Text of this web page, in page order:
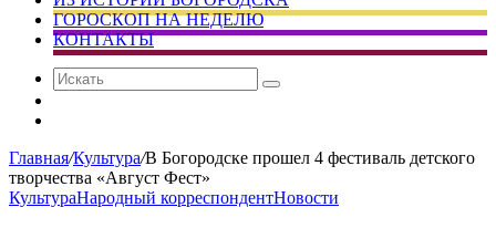
ГОРОСКОП НА НЕДЕЛЮ
КОНТАКТЫ
Искать
Главная/Культура/В Богородске прошел 4 фестиваль детского
творчества «Август Фест»
КультураНародный корреспондентНовости